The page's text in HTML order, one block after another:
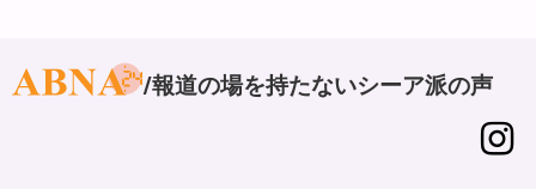
報道の場を持たないシーア派の声